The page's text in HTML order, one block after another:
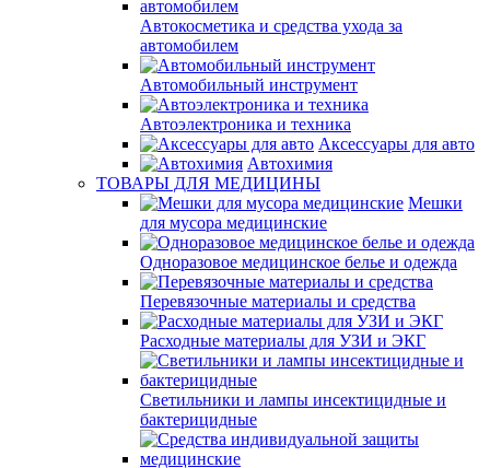
Автокосметика и средства ухода за
автомобилем
Автомобильный инструмент
Автоэлектроника и техника
Аксессуары для авто
Автохимия
ТОВАРЫ ДЛЯ МЕДИЦИНЫ
Мешки
для мусора медицинские
Одноразовое медицинское белье и одежда
Перевязочные материалы и средства
Расходные материалы для УЗИ и ЭКГ
Светильники и лампы инсектицидные и
бактерицидные